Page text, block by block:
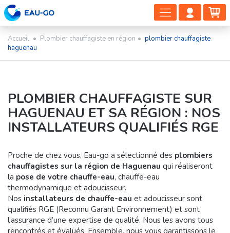
DÉPLIER
LA
Accueil • Plombier chauffagiste en région • plombier chauffagiste
haguenau
PLOMBIER CHAUFFAGISTE SUR
HAGUENAU ET SA RÉGION : NOS
INSTALLATEURS QUALIFIÉS RGE
Proche de chez vous, Eau-go a sélectionné des plombiers
chauffagistes sur la région de Haguenau qui réaliseront
la pose de votre chauffe-eau, chauffe-eau
thermodynamique et adoucisseur.
Nos installateurs de chauffe-eau et adoucisseur sont
qualifiés RGE (Reconnu Garant Environnement) et sont
l’assurance d’une expertise de qualité. Nous les avons tous
rencontrés et évalués. Ensemble, nous vous garantissons le